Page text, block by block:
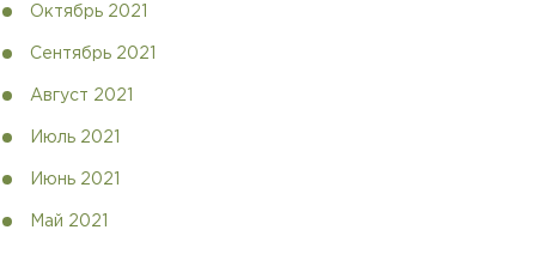
Октябрь 2021
Сентябрь 2021
Август 2021
Июль 2021
Июнь 2021
Май 2021